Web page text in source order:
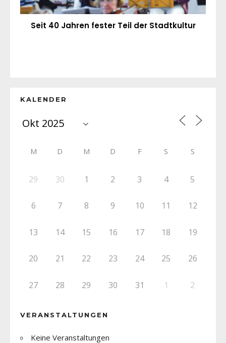
Seit 40 Jahren fester Teil der Stadtkultur
KALENDER
M D M D F S S
29 30 1 2 3 4 5
6 7 8 9 10 11 12
13 14 15 16 17 18 19
20 21 22 23 24 25 26
27 28 29 30 31 1 2
VERANSTALTUNGEN
Keine Veranstaltungen